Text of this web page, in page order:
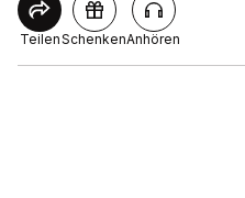
TeilenSchenkenAnhören